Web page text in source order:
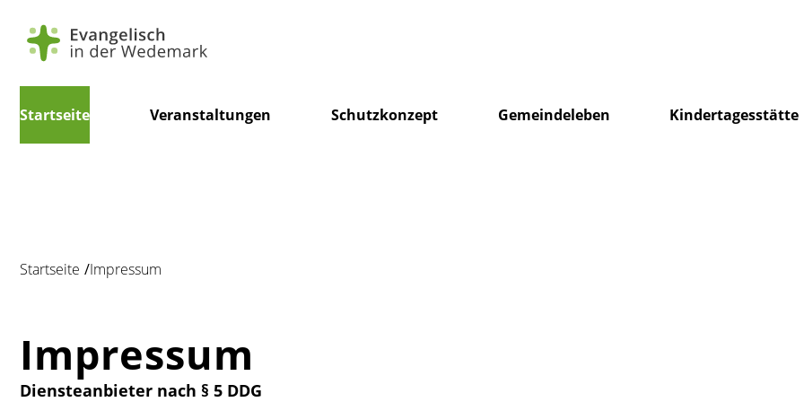
überspringen
Startseite Veranstaltungen Schutzkonzept Gemeindeleben Kindertagesstätte
Startseite Impressum
Impressum
Diensteanbieter nach § 5 DDG